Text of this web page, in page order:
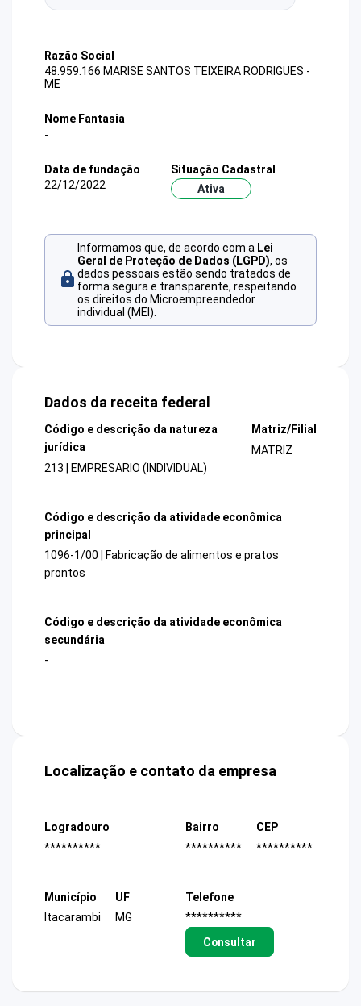
Razão Social
48.959.166 MARISE SANTOS TEIXEIRA RODRIGUES -
ME
Nome Fantasia
-
Data de fundação
22/12/2022
Situação Cadastral
Ativa
Informamos que, de acordo com a Lei
Geral de Proteção de Dados (LGPD), os
dados pessoais estão sendo tratados de
forma segura e transparente, respeitando
os direitos do Microempreendedor
individual (MEI).
Dados da receita federal
Código e descrição da natureza
jurídica
213 | EMPRESARIO (INDIVIDUAL)
Matriz/Filial
MATRIZ
Código e descrição da atividade econômica
principal
1096-1/00 | Fabricação de alimentos e pratos
prontos
Código e descrição da atividade econômica
secundária
-
Localização e contato da empresa
Logradouro
**********
Bairro
**********
CEP
**********
Município
Itacarambi
UF
MG
Telefone
**********
Consultar